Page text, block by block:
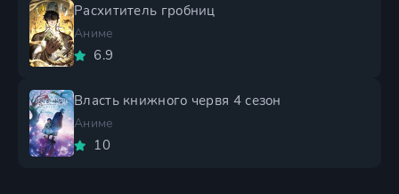
Расхититель гробниц
Аниме
6.9
Власть книжного червя 4 сезон
Аниме
10